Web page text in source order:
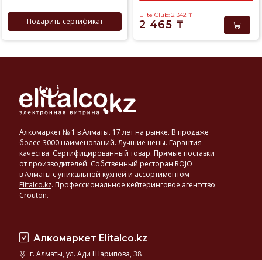
Подарить сертификат
Elite Club: 2 342 ₸
2 465 ₸
Алкомаркет № 1 в Алматы. 17 лет на рынке. В продаже
более 3000 наименований. Лучшие цены. Гарантия
качества. Сертифицированный товар. Прямые поставки
от производителей. Собственный ресторан ROJO
в Алматы с уникальной кухней и ассортиментом
Elitalco.kz. Профессиональное кейтеринговое агентство
Crouton.
Алкомаркет Elitalco.kz
г. Алматы, ул. Ади Шарипова, 38